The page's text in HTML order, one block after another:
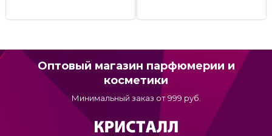
Оптовый магазин парфюмерии и
косметики
Минимальный заказ от 999 руб.